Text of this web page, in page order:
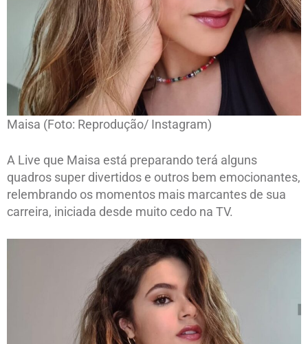
Maisa (Foto: Reprodução/ Instagram)
A Live que Maisa está preparando terá alguns
quadros super divertidos e outros bem emocionantes,
relembrando os momentos mais marcantes de sua
carreira, iniciada desde muito cedo na TV.